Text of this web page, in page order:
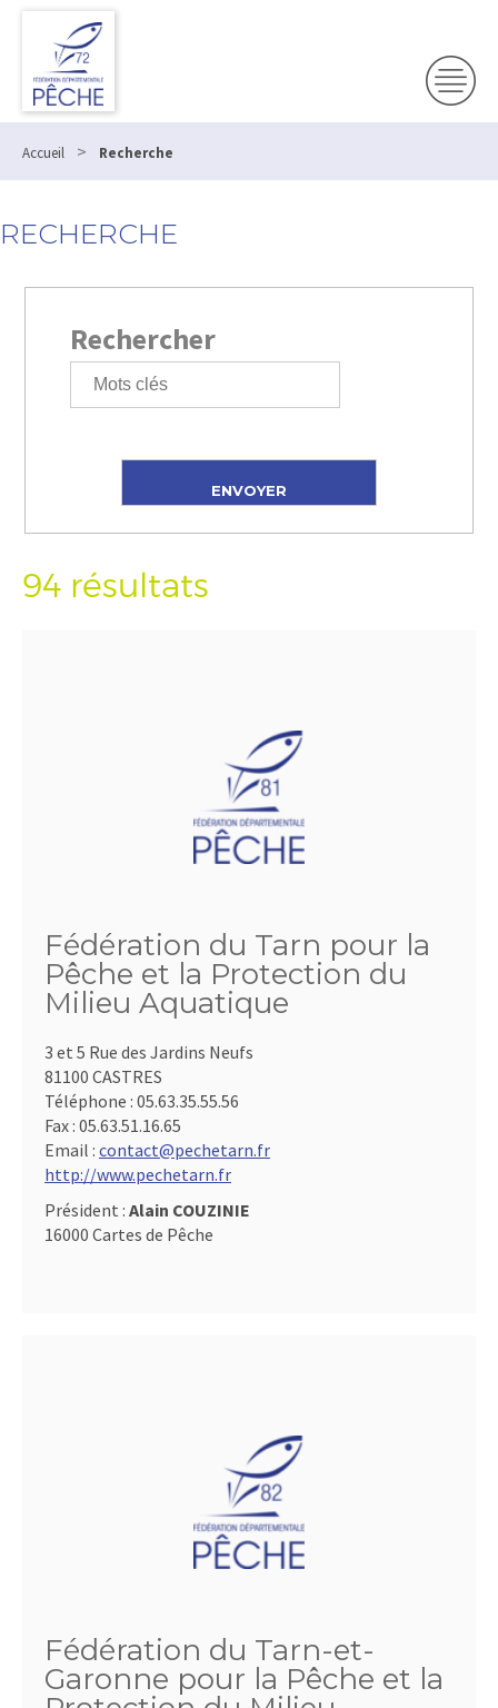
Accueil > Recherche
RECHERCHE
Rechercher
94 résultats
Fédération du Tarn pour la
Pêche et la Protection du
Milieu Aquatique
3 et 5 Rue des Jardins Neufs
81100 CASTRES
Téléphone : 05.63.35.55.56
Fax : 05.63.51.16.65
Email : contact@pechetarn.fr
http://www.pechetarn.fr
Président : Alain COUZINIE
16000 Cartes de Pêche
Fédération du Tarn-et-
Garonne pour la Pêche et la